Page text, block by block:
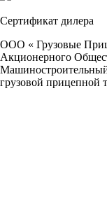
Сертификат дилера
ООО « Грузовые
Акционерного
грузовой прицепной